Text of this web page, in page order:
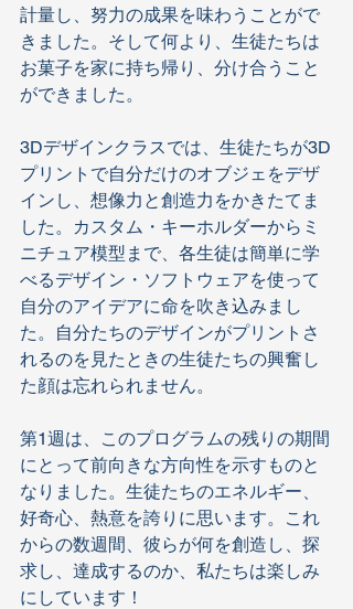
計量し、努力の成果を味わうことがで
きました。そして何より、生徒たちは
お菓子を家に持ち帰り、分け合うこと
ができました。
3Dデザインクラスでは、生徒たちが3D
プリントで自分だけのオブジェをデザ
インし、想像力と創造力をかきたてま
した。カスタム・キーホルダーからミ
ニチュア模型まで、各生徒は簡単に学
べるデザイン・ソフトウェアを使って
自分のアイデアに命を吹き込みまし
た。自分たちのデザインがプリントさ
れるのを見たときの生徒たちの興奮し
た顔は忘れられません。
第1週は、このプログラムの残りの期間
にとって前向きな方向性を示すものと
なりました。生徒たちのエネルギー、
好奇心、熱意を誇りに思います。これ
からの数週間、彼らが何を創造し、探
求し、達成するのか、私たちは楽しみ
にしています！